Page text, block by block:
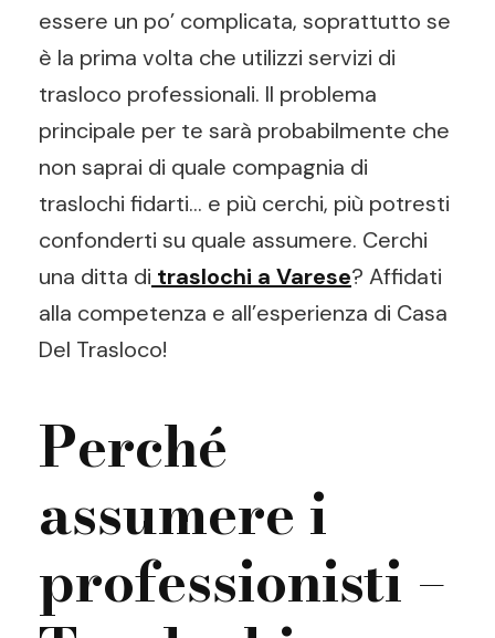
essere un po’ complicata, soprattutto se
è la prima volta che utilizzi servizi di
trasloco professionali. Il problema
principale per te sarà probabilmente che
non saprai di quale compagnia di
traslochi fidarti… e più cerchi, più potresti
confonderti su quale assumere. Cerchi
una ditta di traslochi a Varese? Affidati
alla competenza e all’esperienza di Casa
Del Trasloco!
Perché
assumere i
professionisti –